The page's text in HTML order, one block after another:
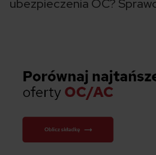
ubezpieczenia OC?